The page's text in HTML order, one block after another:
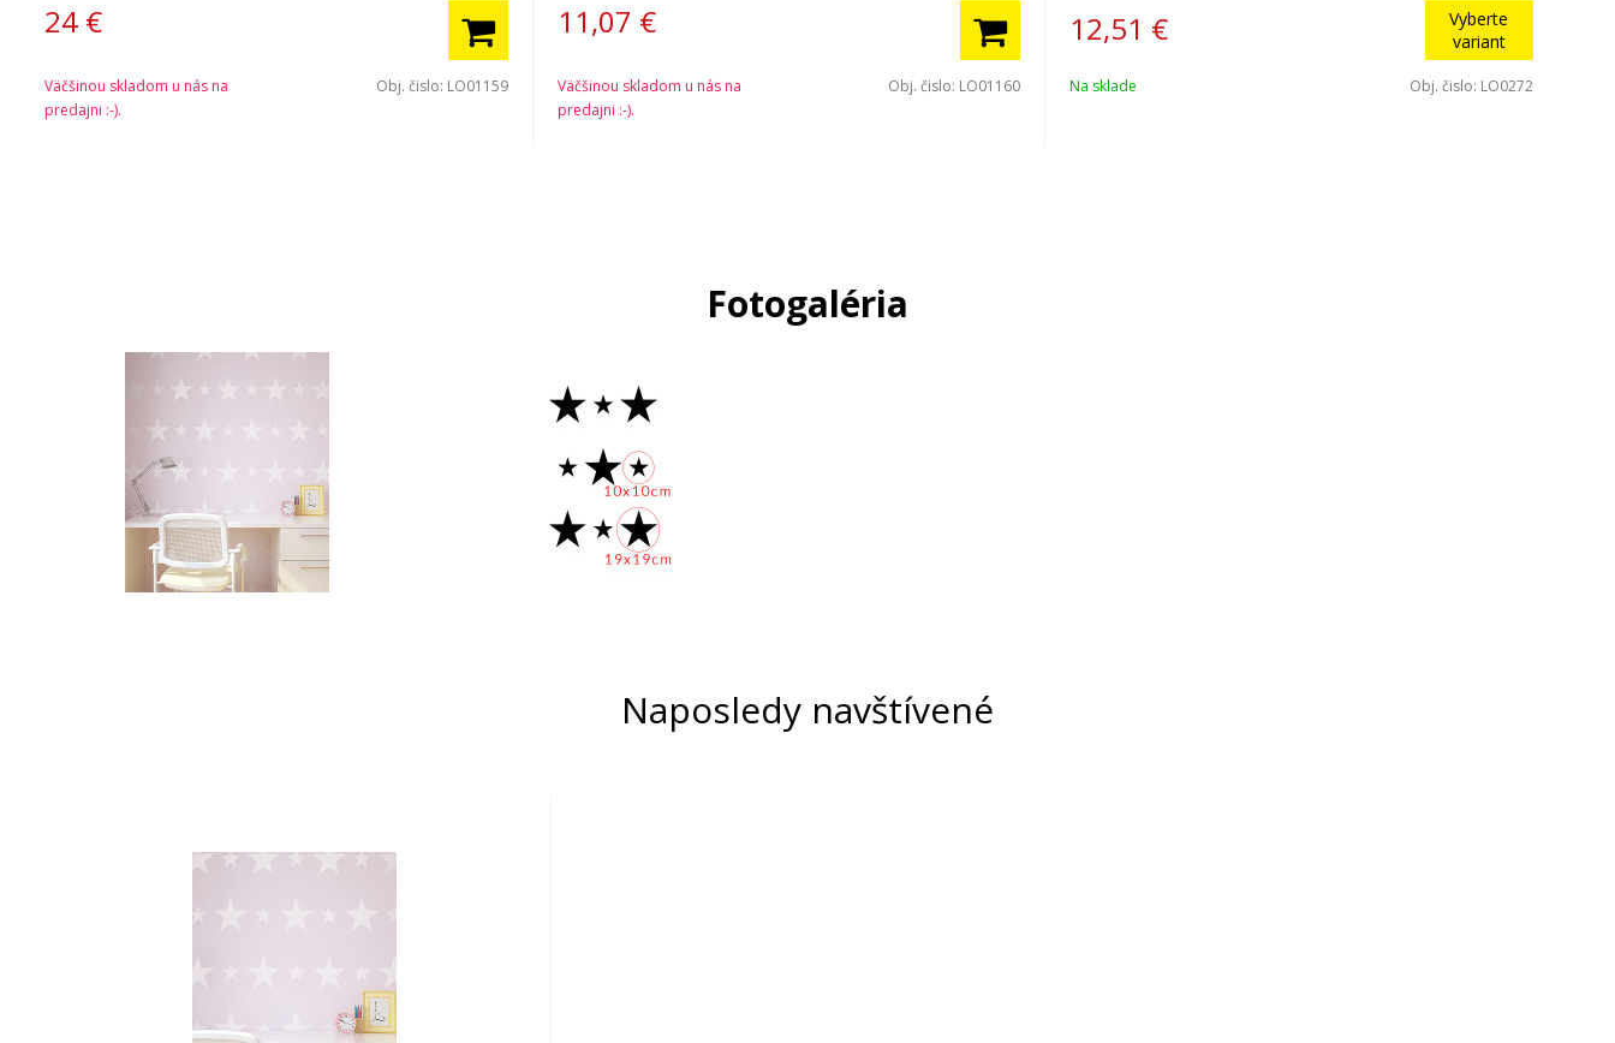
24 €
Väčšinou skladom u nás na
predajni :-).
Obj. čislo: LO01159
11,07 €
Väčšinou skladom u nás na
predajni :-).
Obj. čislo: LO01160
12,51 €
Vyberte
variant
Na sklade Obj. čislo: LO0272
Fotogaléria
Naposledy navštívené